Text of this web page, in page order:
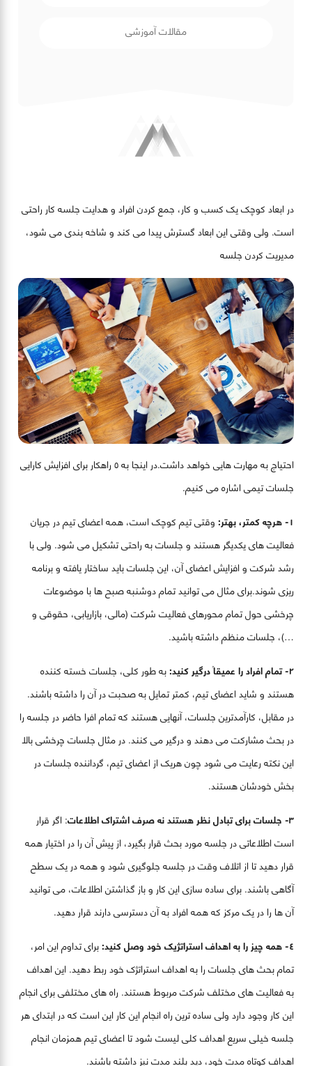
مقالات آموزشی
در ابعاد کوچک یک کسب و کار، جمع کردن افراد و هدایت جلسه کار راحتی
است. ولی وقتی این ابعاد گسترش پیدا می کند و شاخه بندی می شود،
مدیریت کردن جلسه
احتیاج به مهارت هایی خواهد داشت.در اینجا به ٥ راهکار برای افزایش کارایی
جلسات تیمی اشاره می کنیم.
١- هرچه کمتر، بهتر:
وقتی تیم کوچک است، همه اعضای تیم در جریان
فعالیت های یکدیگر هستند و جلسات به راحتی تشکیل می شود. ولی با
رشد شرکت و افزایش اعضای آن، این جلسات باید ساختار یافته و برنامه
ریزی شوند.برای مثال می توانید تمام دوشنبه صبح ها با موضوعات
چرخشی حول تمام محورهای فعالیت شرکت (مالی، بازاریابی، حقوقی و
…)، جلسات منظم داشته باشید.
٢- تمام افراد را عمیقاً درگیر کنید:
به طور کلی، جلسات خسته کننده
هستند و شاید اعضای تیم، کمتر تمایل به صحبت در آن را داشته باشند.
در مقابل، کارآمدترین جلسات، آنهایی هستند که تمام افرا حاضر در جلسه را
در بحث مشارکت می دهند و درگیر می کنند. در مثال جلسات چرخشی بالا
این نکته رعایت می شود چون هریک از اعضای تیم، گرداننده جلسات در
بخش خودشان هستند.
٣- جلسات برای تبادل نظر هستند نه صرف اشتراک اطلاعات
: اگر قرار
است اطلاعاتی در جلسه مورد بحث قرار بگیرد، از پیش آن را در اختیار همه
قرار دهید تا از اتلاف وقت در جلسه جلوگیری شود و همه در یک سطح
آگاهی باشند. برای ساده سازی این کار و باز گذاشتن اطلاعات، می توانید
آن ها را در یک مرکز که همه افراد به آن دسترسی دارند قرار دهید.
٤- همه چیز را به اهداف استراتژیک خود وصل کنید:
برای تداوم این امر،
تمام بحث های جلسات را به اهداف استراتژک خود ربط دهید. این اهداف
به فعالیت های مختلف شرکت مربوط هستند. راه های مختلفی برای انجام
این کار وجود دارد ولی ساده ترین راه انجام این کار این است که در ابتدای هر
جلسه خیلی سریع اهداف کلی لیست شود تا اعضای تیم همزمان انجام
اهداف کوتاه مدت خود، دید بلند مدت نیز داشته باشند.